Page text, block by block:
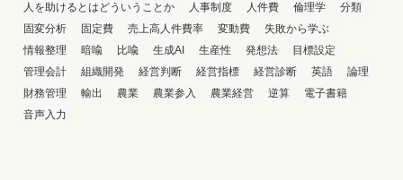
人を助けるとはどういうことか
人事制度 人件費 倫理学
分類
固変分析
固定費 売上高人件費率 変動費
失敗から学ぶ
情報整理
暗喩 比喩 生成AI 生産性 発想法
目標設定
管理会計
組織開発 経営判断 経営指標 経営診断 英語
論理
財務管理
輸出 農業 農業参入 農業経営 逆算
電子書籍
音声入力